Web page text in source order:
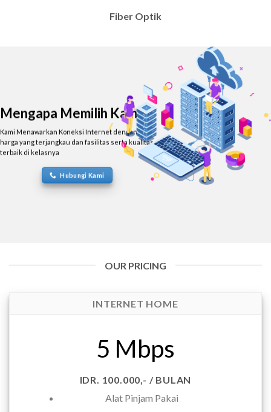
Fiber Optik
Mengapa Memilih Kami?
Kami Menawarkan Koneksi Internet dengan
harga yang terjangkau dan fasilitas serta kualitas
terbaik di kelasnya
Hubungi Kami
OUR PRICING
INTERNET HOME
5 Mbps
IDR. 100.000,- / BULAN
Alat Pinjam Pakai